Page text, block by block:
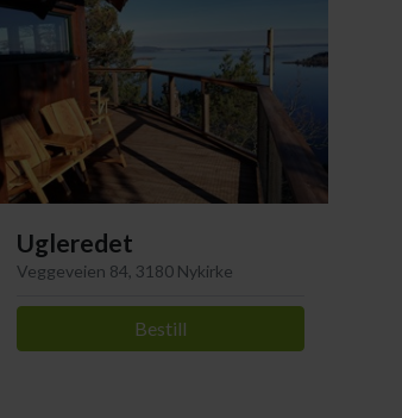
Ugleredet
Veggeveien 84, 3180 Nykirke
Bestill